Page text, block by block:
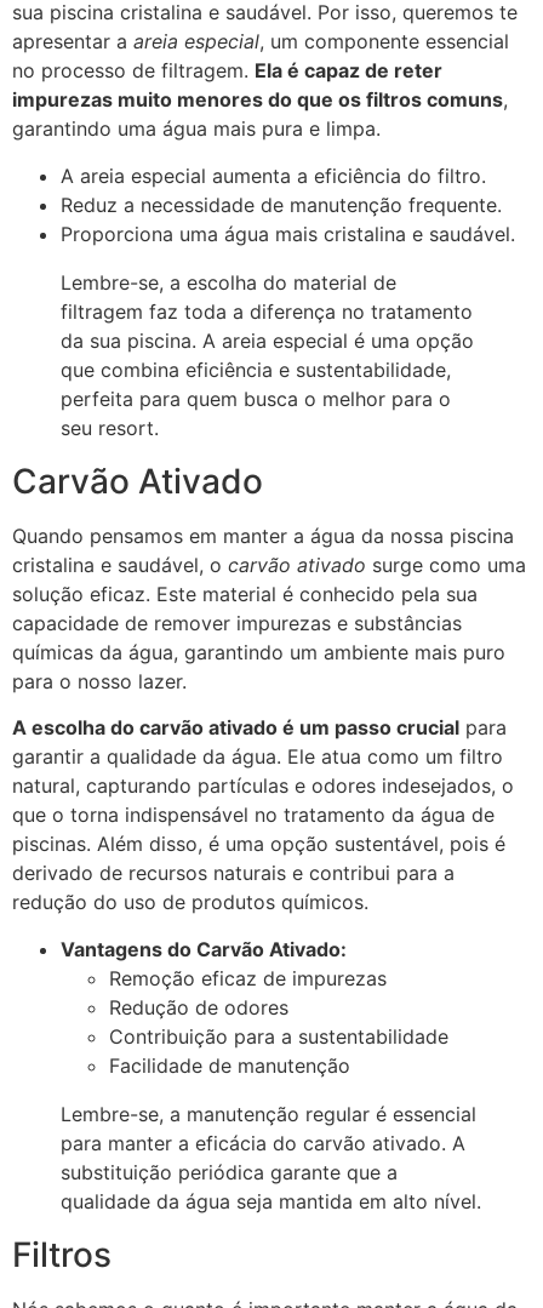
sua piscina cristalina e saudável. Por isso, queremos te
apresentar a areia especial, um componente essencial
no processo de filtragem. Ela é capaz de reter
impurezas muito menores do que os filtros comuns,
garantindo uma água mais pura e limpa.
A areia especial aumenta a eficiência do filtro.
Reduz a necessidade de manutenção frequente.
Proporciona uma água mais cristalina e saudável.
Lembre-se, a escolha do material de
filtragem faz toda a diferença no tratamento
da sua piscina. A areia especial é uma opção
que combina eficiência e sustentabilidade,
perfeita para quem busca o melhor para o
seu resort.
Carvão Ativado
Quando pensamos em manter a água da nossa piscina
cristalina e saudável, o carvão ativado surge como uma
solução eficaz. Este material é conhecido pela sua
capacidade de remover impurezas e substâncias
químicas da água, garantindo um ambiente mais puro
para o nosso lazer.
A escolha do carvão ativado é um passo crucial para
garantir a qualidade da água. Ele atua como um filtro
natural, capturando partículas e odores indesejados, o
que o torna indispensável no tratamento da água de
piscinas. Além disso, é uma opção sustentável, pois é
derivado de recursos naturais e contribui para a
redução do uso de produtos químicos.
Vantagens do Carvão Ativado:
Remoção eficaz de impurezas
Redução de odores
Contribuição para a sustentabilidade
Facilidade de manutenção
Lembre-se, a manutenção regular é essencial
para manter a eficácia do carvão ativado. A
substituição periódica garante que a
qualidade da água seja mantida em alto nível.
Filtros